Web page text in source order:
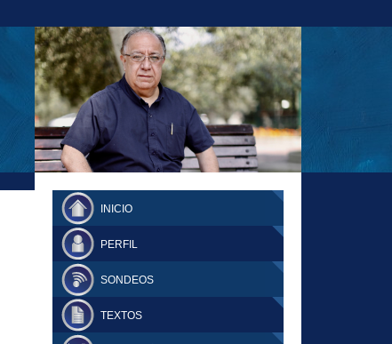
FERNANDO TUESTA SUPLEMENTO
DOMINGO
INICIO
PERFIL
SONDEOS
TEXTOS